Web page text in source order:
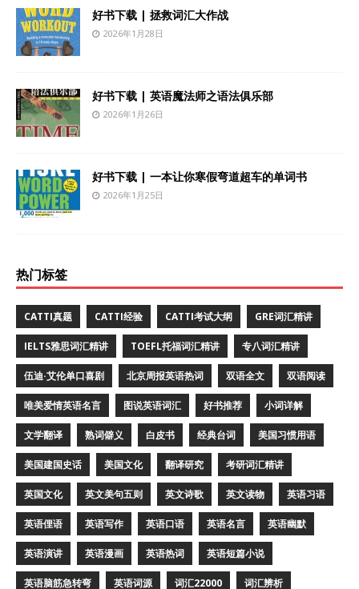
好书下载 | 拯救词汇大作战
2026年1月28日
好书下载 | 英语魔法师之语法俱乐部
2026年1月26日
好书下载 | 一本让你寒假弯道超车的单词书
2026年1月25日
热门标签
CATTI真题 CATTI经验 CATTI考试大纲 GRE词汇精讲
IELTS雅思词汇精讲 TOEFL托福词汇精讲 专八词汇精讲
伍迪·艾伦单口喜剧 北京周报英语热词 双语全文 双语阅读
唯美爱情英语名言 图说英语词汇 好书推荐 小词详解
文学翻译 熟词僻义 白皮书 经典台词 美国习惯用语
美国建国史话 美国文化 翻译研究 考研词汇精讲
英国文化 英文美句五则 英文诗歌 英文读物 英语习语
英语俚语 英语写作 英语口语 英语名言 英语幽默
英语演讲 英语漫画 英语热词 英语短篇小说
英语脑筋急转弯 英语词源 词汇22000 词汇辨析